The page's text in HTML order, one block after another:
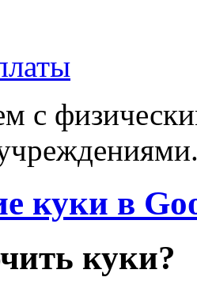
с
куки в
куки?